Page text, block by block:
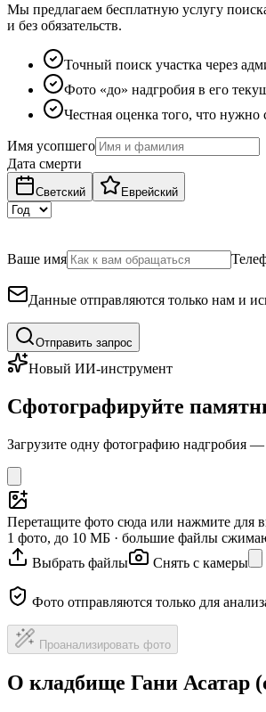
Мы предлагаем бесплатную услугу
и без обязательств.
Точный поиск участка через
Фото «до» надгробия в его
Честная оценка того, что
Имя усопшего
Дата смерти
Светский Еврейский
Ваше имя
Данные отправляются только нам и
Отправить запрос
Новый ИИ-инструмент
Сфотографируйте
Загрузите одну фотографию надгробия —
Перетащите фото сюда или нажмите для
1 фото, до 10 МБ · большие файлы
Выбрать файлы
Снять с камеры
Фото отправляются только для
Проанализировать фото
О кладбище Гани Асатар